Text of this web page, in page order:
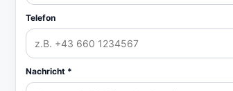
Telefon
Nachricht *